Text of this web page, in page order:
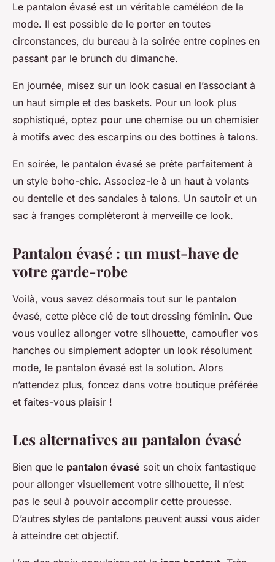
Le pantalon évasé est un véritable caméléon de la
mode. Il est possible de le porter en toutes
circonstances, du bureau à la soirée entre copines en
passant par le brunch du dimanche.
En journée, misez sur un look casual en l’associant à
un haut simple et des baskets. Pour un look plus
sophistiqué, optez pour une chemise ou un chemisier
à motifs avec des escarpins ou des bottines à talons.
En soirée, le pantalon évasé se prête parfaitement à
un style boho-chic. Associez-le à un haut à volants
ou dentelle et des sandales à talons. Un sautoir et un
sac à franges complèteront à merveille ce look.
Pantalon évasé : un must-have de
votre garde-robe
Voilà, vous savez désormais tout sur le pantalon
évasé, cette pièce clé de tout dressing féminin. Que
vous vouliez allonger votre silhouette, camoufler vos
hanches ou simplement adopter un look résolument
mode, le pantalon évasé est la solution. Alors
n’attendez plus, foncez dans votre boutique préférée
et faites-vous plaisir !
Les alternatives au pantalon évasé
Bien que le pantalon évasé soit un choix fantastique
pour allonger visuellement votre silhouette, il n’est
pas le seul à pouvoir accomplir cette prouesse.
D’autres styles de pantalons peuvent aussi vous aider
à atteindre cet objectif.